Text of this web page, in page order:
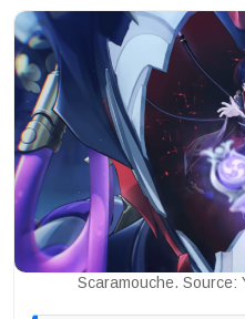
Scaramouche. Source: